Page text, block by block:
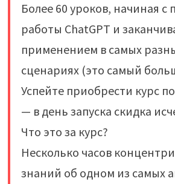
Более 60 уроков, начиная
работы ChatGPT и
применением в самых
сценариях (это самый
Успейте приобрести курс
— в день запуска скидка
Что это за курс?
Несколько часов
знаний об одном из самых